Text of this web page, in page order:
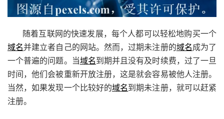
随着互联网的快速发展，每个人都可以轻松地购买一个
域名并建立者自己的网站。然而，过期未注册的域名成为了
一个普遍的问题。当域名到期并且没有及时续费，过了一旦
时间，他们会被重新开放注册，这是就会容易被他人注册。
当然，如果发现一个比较好的域名到期未注册，就可以赶紧
注册。